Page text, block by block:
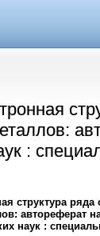
:
структура
автореферат
наук :